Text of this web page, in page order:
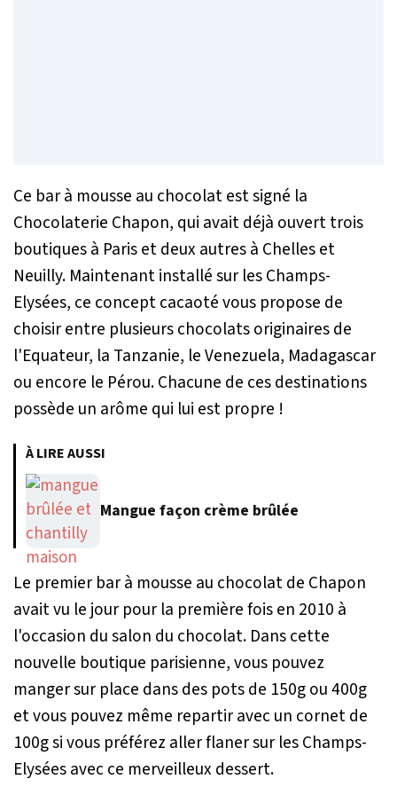
Ce bar à mousse au chocolat est signé la
Chocolaterie Chapon, qui avait déjà ouvert trois
boutiques à Paris et deux autres à Chelles et
Neuilly. Maintenant installé sur les Champs-
Elysées, ce concept cacaoté vous propose de
choisir entre plusieurs chocolats originaires de
l'Equateur, la Tanzanie, le Venezuela, Madagascar
ou encore le Pérou. Chacune de ces destinations
possède un arôme qui lui est propre !
À LIRE AUSSI
Mangue façon crème brûlée
Le premier bar à mousse au chocolat de Chapon
avait vu le jour pour la première fois en 2010 à
l'occasion du salon du chocolat. Dans cette
nouvelle boutique parisienne, vous pouvez
manger sur place dans des pots de 150g ou 400g
et vous pouvez même repartir avec un cornet de
100g si vous préférez aller flaner sur les Champs-
Elysées avec ce merveilleux dessert.